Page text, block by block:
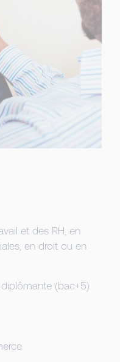
et des RH, en
en droit ou en
(bac+5)